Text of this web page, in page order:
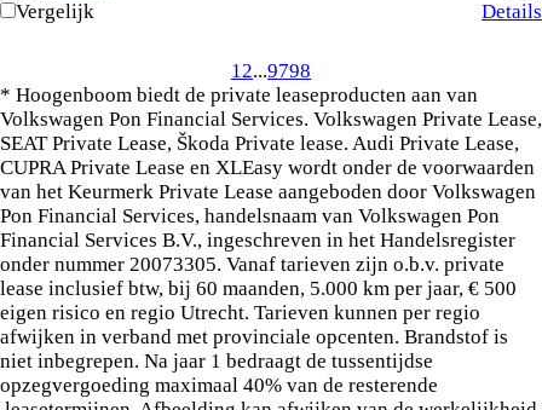
Vergelijk Details
1 2...9798
* Hoogenboom biedt de private leaseproducten aan van
Volkswagen Pon Financial Services. Volkswagen Private Lease,
SEAT Private Lease, Škoda Private lease. Audi Private Lease,
CUPRA Private Lease en XLEasy wordt onder de voorwaarden
van het Keurmerk Private Lease aangeboden door Volkswagen
Pon Financial Services, handelsnaam van Volkswagen Pon
Financial Services B.V., ingeschreven in het Handelsregister
onder nummer 20073305. Vanaf tarieven zijn o.b.v. private
lease inclusief btw, bij 60 maanden, 5.000 km per jaar, € 500
eigen risico en regio Utrecht. Tarieven kunnen per regio
afwijken in verband met provinciale opcenten. Brandstof is
niet inbegrepen. Na jaar 1 bedraagt de tussentijdse
opzegvergoeding maximaal 40% van de resterende